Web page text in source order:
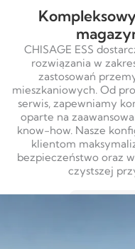
CHISAGE ESS
rozwiązania w
zastosowań
mieszkaniowych. Od
serwis, zapewniamy
oparte na
know-how. Nasze
klientom
bezpieczeństwo oraz
czystszej